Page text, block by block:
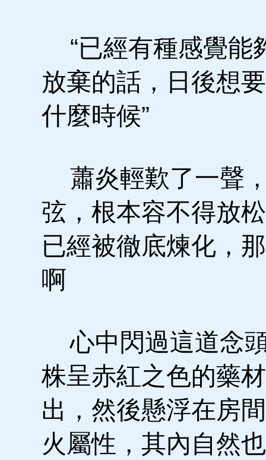
“已經有種感覺能
放棄的話，日後想
什麼時候”
蕭炎輕歎了一聲
弦，根本容不得放
已經被徹底煉化，
啊
心中閃過這道念
株呈赤紅之色的藥
出，然後懸浮在房
火屬性，其內自然